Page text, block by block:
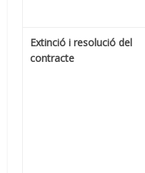
Extinció i resolució del
contracte